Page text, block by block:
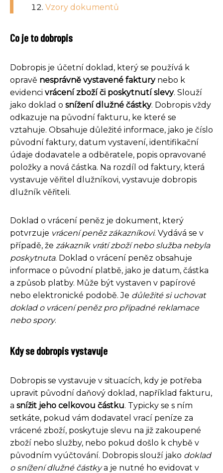
Vzory dokumentů
Co je to dobropis
Dobropis je účetní doklad, který se používá k
opravě nesprávně vystavené fakturynebo k
evidenci vrácení zboží či poskytnutí slevy. Slouží
jako doklad o snížení dlužné částky. Dobropis vždy
odkazuje na původní fakturu, ke které se
vztahuje. Obsahuje důležité informace, jako je číslo
původní faktury, datum vystavení, identifikační
údaje dodavatele a odběratele, popis opravované
položky a nová částka. Na rozdíl od faktury, která
vystavuje věřitel dlužníkovi, vystavuje dobropis
dlužník věřiteli.
Doklad o vrácení peněz je dokument, který
potvrzuje vrácení peněz zákazníkovi. Vydává se v
případě, že zákazník vrátí zboží nebo služba nebyla
poskytnuta. Doklad o vrácení peněz obsahuje
informace o původní platbě, jako je datum, částka
a způsob platby. Může být vystaven v papírové
nebo elektronické podobě. Je důležité si uchovat
doklad o vrácení peněz pro případné reklamace
nebo spory.
Kdy se dobropis vystavuje
Dobropis se vystavuje v situacích, kdy je potřeba
upravit původní daňový doklad, například fakturu,
a snížit jeho celkovou částku. Typicky se s ním
setkáte, pokud vám dodavatel vrací peníze za
vrácené zboží, poskytuje slevu na již zakoupené
zboží nebo služby, nebo pokud došlo k chybě v
původním vyúčtování. Dobropis slouží jako doklad
o snížení dlužné částkya je nutné ho evidovat v